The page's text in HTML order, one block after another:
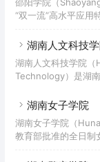
校。湖南科技学院办
后历经零陵师范学
“双一流”高水平应用
验高校。学校创建
程硕士学位招生权（
学校新增为湖南省硕
湖南人文科技
湖南人文科技学院
Technology）是湖
硕士专业学位研究
批准，学校升格并更
高校；2010年经国
湖南女子学院
湖南女子学院（
教育部批准的全日制